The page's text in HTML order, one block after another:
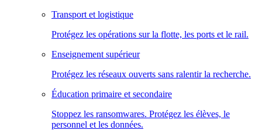
Transport et logistique
Protégez les opérations sur la flotte, les ports et le rail.
Enseignement supérieur
Protégez les réseaux ouverts sans ralentir la recherche.
Éducation primaire et secondaire
Stoppez les ransomwares. Protégez les élèves, le
personnel et les données.